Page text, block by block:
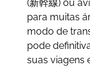
(新幹線) ou
para muitas
modo de
pode
suas viagens